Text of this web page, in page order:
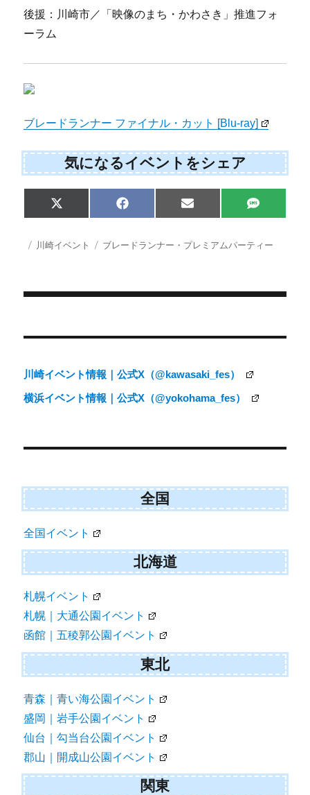
後援：川崎市／「映像のまち・かわさき」推進フォ
ーラム
ブレードランナー ファイナル・カット [Blu-ray]
気になるイベントをシェア
Share
on
X
(
w
r
Share
on
F
a
e
b
Share
on
E
m
i
l
Share
on
S
M
投 カ
川崎イベント
タ
ブレードランナー・プレミアムパーティー
稿
ビ
ゲ
シ
ン
川崎イベント情報｜公式X（@kawasaki_fes）
横浜イベント情報｜公式X（@yokohama_fes）
全国
全国イベント
北海道
札幌イベント
札幌｜大通公園イベント
函館｜五稜郭公園イベント
東北
青森｜青い海公園イベント
盛岡｜岩手公園イベント
仙台｜勾当台公園イベント
郡山｜開成山公園イベント
関東